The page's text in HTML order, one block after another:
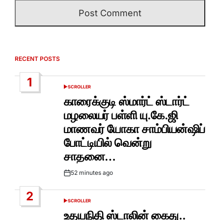
RECENT POSTS
1
POSTED
SCROLLER
காரைக்குடி ஸ்மார்ட் ஸ்டார்ட்
மழலையர் பள்ளி யு.கே.ஜி
மாணவர் யோகா சாம்பியன்ஷிப்
போட்டியில் வென்று
சாதனை…
Post52 minutes ago
2
POSTED
SCROLLER
உதயநிதி ஸ்டாலின் கைது..